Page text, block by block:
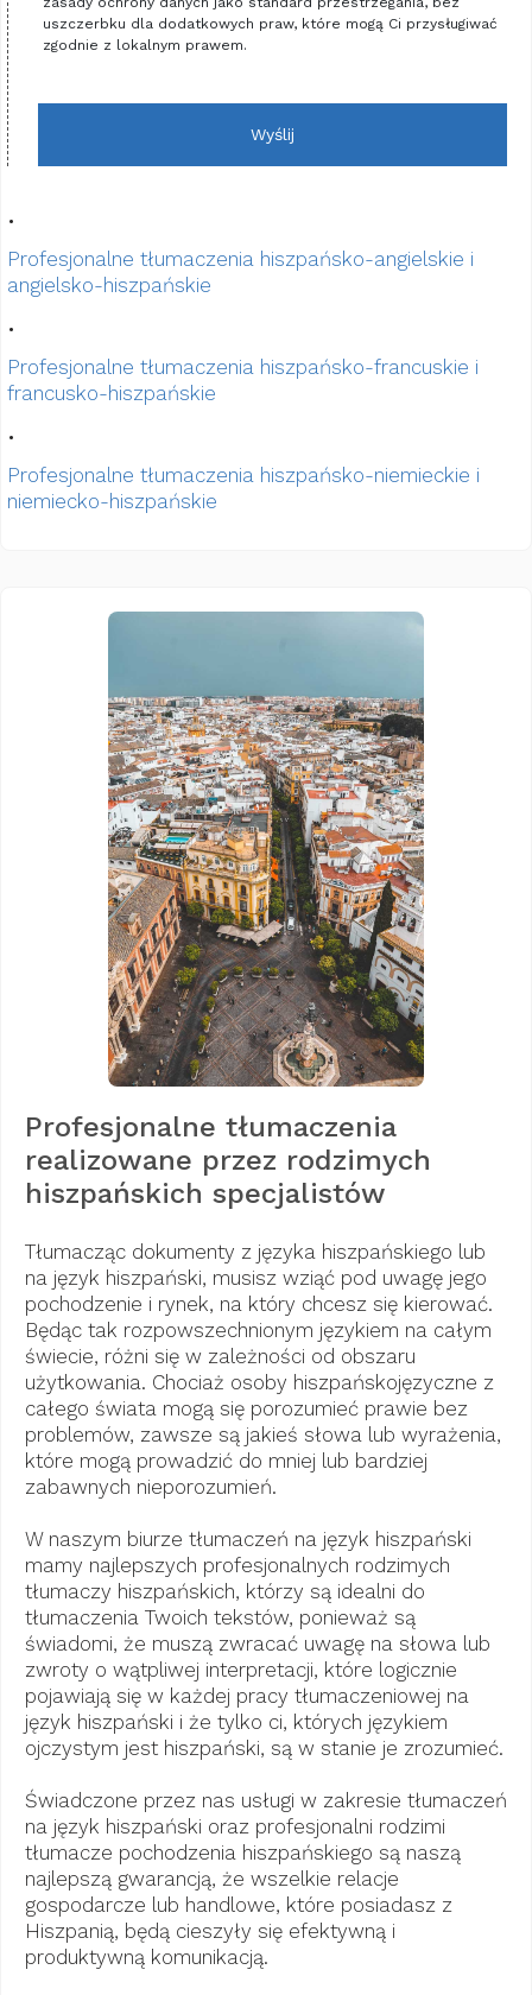
uszczerbku dla dodatkowych praw, które mogą Ci przysługiwać
zgodnie z lokalnym prawem.
Wyślij
•
Profesjonalne tłumaczenia hiszpańsko-angielskie i
angielsko-hiszpańskie
•
Profesjonalne tłumaczenia hiszpańsko-francuskie i
francusko-hiszpańskie
•
Profesjonalne tłumaczenia hiszpańsko-niemieckie i
niemiecko-hiszpańskie
Profesjonalne tłumaczenia
realizowane przez rodzimych
hiszpańskich specjalistów
Tłumacząc dokumenty z języka hiszpańskiego lub
na język hiszpański, musisz wziąć pod uwagę jego
pochodzenie i rynek, na który chcesz się kierować.
Będąc tak rozpowszechnionym językiem na całym
świecie, różni się w zależności od obszaru
użytkowania. Chociaż osoby hiszpańskojęzyczne z
całego świata mogą się porozumieć prawie bez
problemów, zawsze są jakieś słowa lub wyrażenia,
które mogą prowadzić do mniej lub bardziej
zabawnych nieporozumień.
W naszym biurze tłumaczeń na język hiszpański
mamy najlepszych profesjonalnych rodzimych
tłumaczy hiszpańskich, którzy są idealni do
tłumaczenia Twoich tekstów, ponieważ są
świadomi, że muszą zwracać uwagę na słowa lub
zwroty o wątpliwej interpretacji, które logicznie
pojawiają się w każdej pracy tłumaczeniowej na
język hiszpański i że tylko ci, których językiem
ojczystym jest hiszpański, są w stanie je zrozumieć.
Świadczone przez nas usługi w zakresie tłumaczeń
na język hiszpański oraz profesjonalni rodzimi
tłumacze pochodzenia hiszpańskiego są naszą
najlepszą gwarancją, że wszelkie relacje
gospodarcze lub handlowe, które posiadasz z
Hiszpanią, będą cieszyły się efektywną i
produktywną komunikacją.